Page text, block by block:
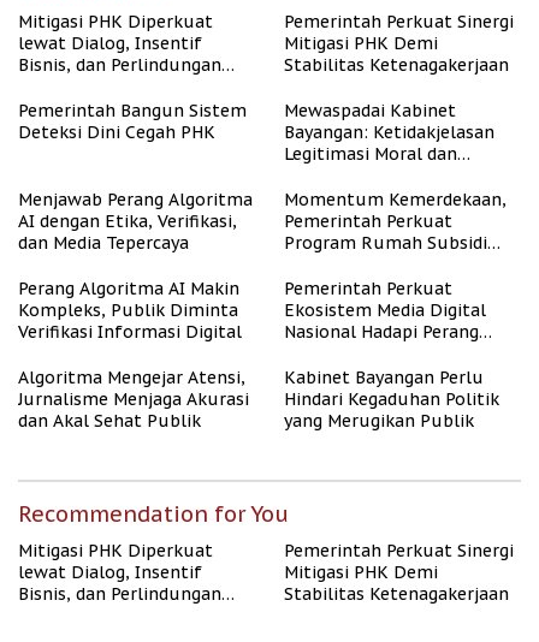
Mitigasi PHK Diperkuat
lewat Dialog, Insentif
Bisnis, dan Perlindungan
Pemerintah Perkuat Sinergi
Mitigasi PHK Demi
Stabilitas Ketenagakerjaan
Pemerintah Bangun Sistem
Deteksi Dini Cegah PHK
Mewaspadai Kabinet
Bayangan: Ketidakjelasan
Legitimasi Moral dan
Menjawab Perang Algoritma
AI dengan Etika, Verifikasi,
dan Media Tepercaya
Momentum Kemerdekaan,
Pemerintah Perkuat
Program Rumah Subsidi
Berpenghasilan Rendah
Perang Algoritma AI Makin
Kompleks, Publik Diminta
Verifikasi Informasi Digital
Pemerintah Perkuat
Ekosistem Media Digital
Nasional Hadapi Perang
Algoritma Mengejar Atensi,
Jurnalisme Menjaga Akurasi
dan Akal Sehat Publik
Kabinet Bayangan Perlu
Hindari Kegaduhan Politik
yang Merugikan Publik
Recommendation for You
Mitigasi PHK Diperkuat
lewat Dialog, Insentif
Bisnis, dan Perlindungan
Pemerintah Perkuat Sinergi
Mitigasi PHK Demi
Stabilitas Ketenagakerjaan